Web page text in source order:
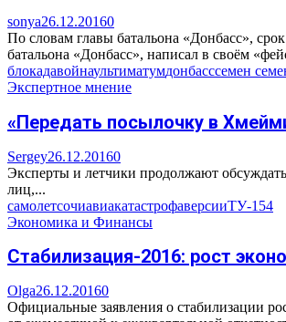
sonya26.12.20160
По словам главы батальона «Донбасс»,
батальона «Донбасс», написал в своём
блокадавойнаультиматумдонбасссемен
Экспертное мнение
«Передать посылочку в
Sergey26.12.20160
Эксперты и летчики продолжают
лиц,...
самолетсочиавиакатастрофаверсииТУ-154
Экономика и Финансы
Стабилизация-2016: рост
Olga26.12.20160
Официальные заявления о стабилизации